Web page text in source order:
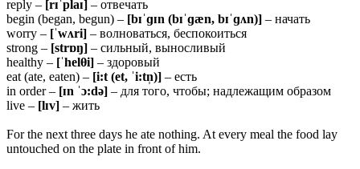
reply – [rɪˈplaɪ] – отвечать
begin (began, begun) – [bɪˈɡɪn (bɪˈɡæn, bɪˈɡʌn)] – начать
worry – [ˈwʌri] – волноваться, беспокоиться
strong – [strɒŋ] – сильный, выносливый
healthy – [ˈhelθi] – здоровый
eat (ate, eaten) – [i:t (et, ˈi:tn̩)] – есть
in order – [ɪn ˈɔ:də] – для того, чтобы; надлежащим образом
live – [lɪv] – жить
For the next three days he ate nothing. At every meal the food lay
untouched on the plate in front of him.